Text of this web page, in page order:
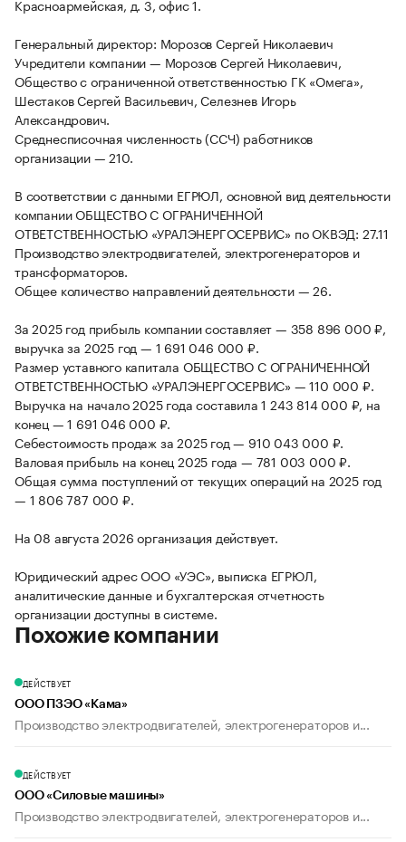
Красноармейская, д. 3, офис 1.
Генеральный директор: Морозов Сергей Николаевич
Учредители компании — Морозов Сергей Николаевич,
Общество с ограниченной ответственностью ГК «Омега»,
Шестаков Сергей Васильевич, Селезнев Игорь
Александрович.
Среднесписочная численность (ССЧ) работников
организации — 210.
В соответствии с данными ЕГРЮЛ, основной вид деятельности
компании ОБЩЕСТВО С ОГРАНИЧЕННОЙ
ОТВЕТСТВЕННОСТЬЮ «УРАЛЭНЕРГОСЕРВИС» по ОКВЭД: 27.11
Производство электродвигателей, электрогенераторов и
трансформаторов.
Общее количество направлений деятельности — 26.
За 2025 год прибыль компании составляет — 358 896 000 ₽,
выручка за 2025 год — 1 691 046 000 ₽.
Размер уставного капитала ОБЩЕСТВО С ОГРАНИЧЕННОЙ
ОТВЕТСТВЕННОСТЬЮ «УРАЛЭНЕРГОСЕРВИС» — 110 000 ₽.
Выручка на начало 2025 года составила 1 243 814 000 ₽, на
конец — 1 691 046 000 ₽.
Себестоимость продаж за 2025 год — 910 043 000 ₽.
Валовая прибыль на конец 2025 года — 781 003 000 ₽.
Общая сумма поступлений от текущих операций на 2025 год
— 1 806 787 000 ₽.
На 08 августа 2026 организация действует.
Юридический адрес ООО «УЭС», выписка ЕГРЮЛ,
аналитические данные и бухгалтерская отчетность
организации доступны в системе.
Похожие компании
ДЕЙСТВУЕТ
ООО ПЗЭО «Кама»
Производство электродвигателей, электрогенераторов и...
ДЕЙСТВУЕТ
ООО «Силовые машины»
Производство электродвигателей, электрогенераторов и...